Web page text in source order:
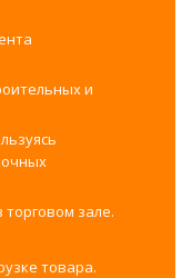
и
зале.
товара.